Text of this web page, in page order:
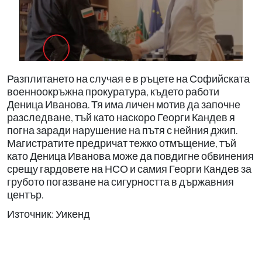
Разплитането на случая е в ръцете на Софийската
военноокръжна прокуратура, където работи
Деница Иванова. Тя има личен мотив да започне
разследване, тъй като наскоро Георги Кандев я
погна заради нарушение на пътя с нейния джип.
Магистратите предричат тежко отмъщение, тъй
като Деница Иванова може да повдигне обвинения
срещу гардовете на НСО и самия Георги Кандев за
грубото погазване на сигурността в държавния
център.
Източник: Уикенд